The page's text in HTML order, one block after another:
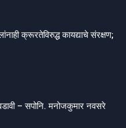
क्रूरतेविरुद्ध कायद्याचे संरक्षण;
– सपोनि. मनोजकुमार नवसरे